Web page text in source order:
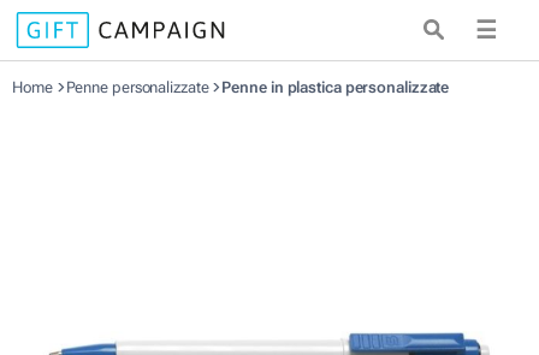
☰
Home Penne personalizzate Penne in plastica personalizzate